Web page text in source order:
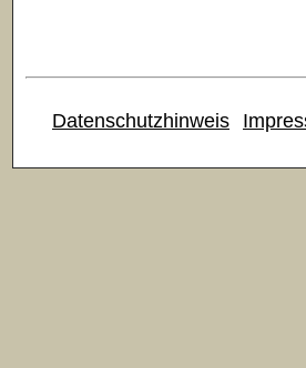
Datenschutzhinweis